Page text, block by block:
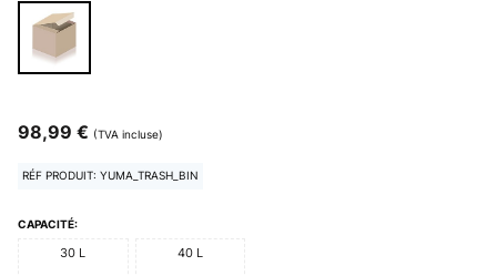
98,99 € (TVA incluse)
RÉF PRODUIT: YUMA_TRASH_BIN
CAPACITÉ:
30 L 40 L